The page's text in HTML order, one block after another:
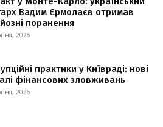
Вадим Єрмолаєв отримав
поранення
2026
практики у Київраді: нові
фінансових зловживань
2026